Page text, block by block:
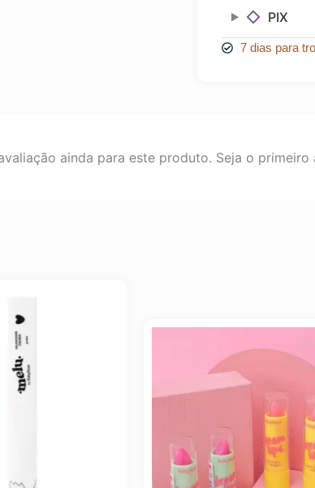
Catharine
Hill
quantidade
PIX
7 dias para
ainda para este produto. Seja o primeiro